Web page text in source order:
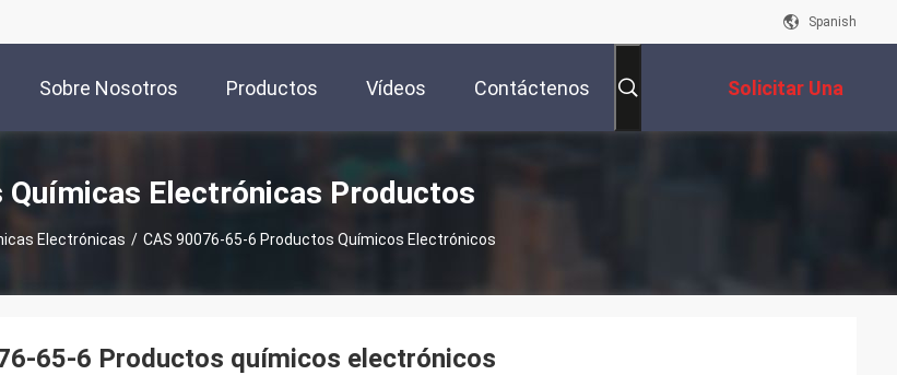
Spanish
Sobre Nosotros Productos Vídeos Contáctenos Solicitar Una
Cotización
Químicas Electrónicas Productos
Electrónicas / CAS 90076-65-6 Productos Químicos Electrónicos
65-6 Productos químicos electrónicos